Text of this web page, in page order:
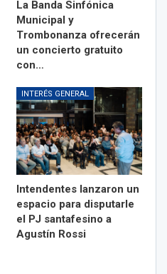
La Banda Sinfónica
Municipal y
Trombonanza ofrecerán
un concierto gratuito
con…
INTERÉS GENERAL
Intendentes lanzaron un
espacio para disputarle
el PJ santafesino a
Agustín Rossi